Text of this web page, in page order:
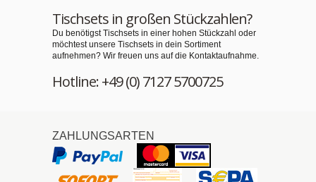
Tischsets in großen Stückzahlen?
Du benötigst Tischsets in einer hohen Stückzahl oder
möchtest unsere Tischsets in dein Sortiment
aufnehmen? Wir freuen uns auf die Kontaktaufnahme.
Hotline: +49 (0) 7127 5700725
ZAHLUNGSARTEN